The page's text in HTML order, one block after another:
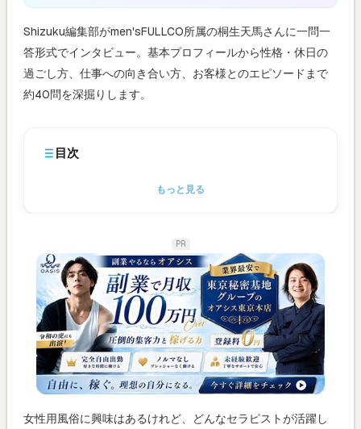
Shizuku編集部がmen'sFULLCO所属の桐生天馬さんに一問一
答形式でインタビュー。基本プロフィールから性格・休日の
過ごし方、仕事への向き合い方、お客様とのエピソードまで
約40問を深掘りします。
目次
もっと見る
PR
女性用風俗に興味はあるけれど、どんなセラピストが活躍し